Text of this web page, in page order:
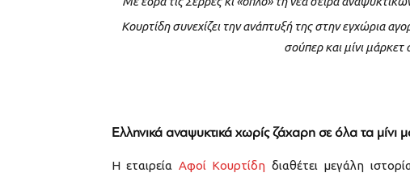
Κουρτίδη συνεχίζει την ανάπτυξή της στην εγχώρια
σούπερ και μίνι μάρκετ
Ελληνικά αναψυκτικά χωρίς ζάχαρη σε όλα τα μίνι
H εταιρεία Αφοί Κουρτίδη διαθέτει μεγάλη